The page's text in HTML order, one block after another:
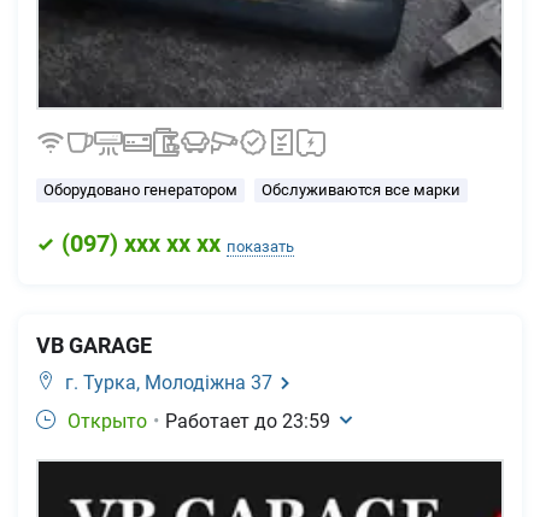
Оборудовано генератором Обслуживаются все марки
(097) xxx xx xx показать
VB GARAGE
г. Турка, Молодіжна 37
Открыто • Работает до 23:59